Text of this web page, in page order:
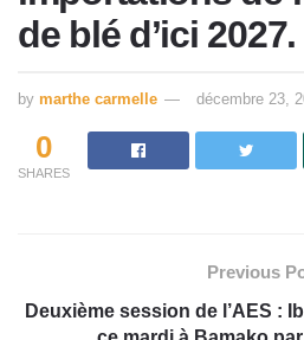
de blé d’ici 2027.
by marthe carmelle décembre 23,
0
SHARES
Previous
Deuxième session de l’AES :